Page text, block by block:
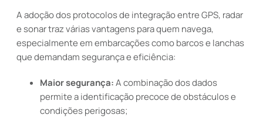
A adoção dos protocolos de integração entre GPS, radar
e sonar traz várias vantagens para quem navega,
especialmente em embarcações como barcos e lanchas
que demandam segurança e eficiência:
Maior segurança:A combinação dos dados
permite a identificação precoce de obstáculos e
condições perigosas;